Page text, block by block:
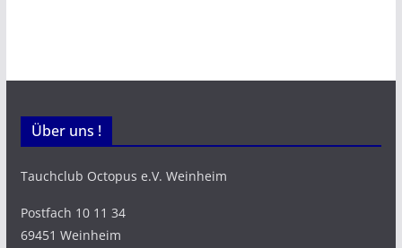
Über uns !
Tauchclub Octopus e.V. Weinheim
Postfach 10 11 34
69451 Weinheim